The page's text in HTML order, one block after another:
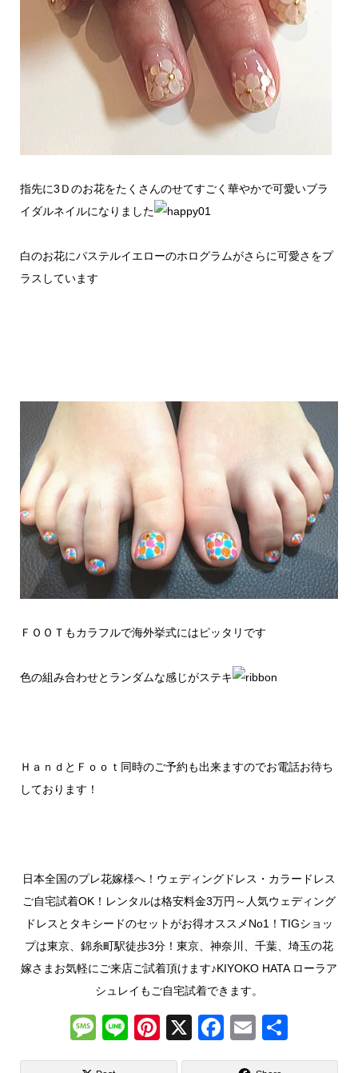
指先に3Ｄのお花をたくさんのせてすごく華やかで可愛いブラ
イダルネイルになりました
白のお花にパステルイエローのホログラムがさらに可愛さをプ
ラスしています
ＦＯＯＴもカラフルで海外挙式にはピッタリです
色の組み合わせとランダムな感じがステキ
ＨａｎｄとＦｏｏｔ同時のご予約も出来ますのでお電話お待ち
しております！
日本全国のプレ花嫁様へ！ウェディングドレス・カラードレス
ご自宅試着OK！レンタルは格安料金3万円～人気ウェディング
ドレスとタキシードのセットがお得オススメNo1！TIGショッ
プは東京、錦糸町駅徒歩3分！東京、神奈川、千葉、埼玉の花
嫁さまお気軽にご来店ご試着頂けます♪KIYOKO HATA ローラア
シュレイもご自宅試着できます。
M
e
Li
n
Pi
nt
X
F
a
E
m 有